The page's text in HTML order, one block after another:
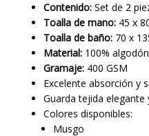
Contenido:Set de 2
Toalla de mano:45 x
Toalla de baño:70 x
Material:100% algodón
Gramaje:400 GSM
Excelente absorción y
Guarda tejida elegante
Colores disponibles:
Musgo